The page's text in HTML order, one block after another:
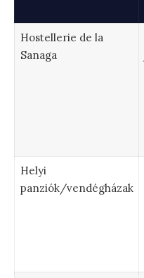
Hostellerie de la
Sanaga
Helyi
panziók/vendégházak